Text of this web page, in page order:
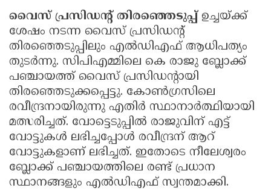
വൈസ് പ്രസിഡൻ്റ് തിരഞ്ഞെടുപ്പ്ഉച്ചയ്ക്ക്
ശേഷം നടന്ന വൈസ് പ്രസിഡൻ്റ്
തിരഞ്ഞെടുപ്പിലും എൽഡിഎഫ് ആധിപത്യം
തുടർന്നു. സിപിഎമ്മിലെ കെ രാജു ബ്ലോക്ക്
പഞ്ചായത്ത് വൈസ് പ്രസിഡൻ്റായി
തിരഞ്ഞെടുക്കപ്പെട്ടു. കോൺഗ്രസിലെ
രവീന്ദ്രനായിരുന്നു എതിർ സ്ഥാനാർത്ഥിയായി
മത്സരിച്ചത്. വോട്ടെടുപ്പിൽ രാജുവിന് എട്ട്
വോട്ടുകൾ ലഭിച്ചപ്പോൾ രവീന്ദ്രന് ആറ്
വോട്ടുകളാണ് ലഭിച്ചത്. ഇതോടെ നീലേശ്വരം
ബ്ലോക്ക് പഞ്ചായത്തിലെ രണ്ട് പ്രധാന
സ്ഥാനങ്ങളും എൽഡിഎഫ് സ്വന്തമാക്കി.